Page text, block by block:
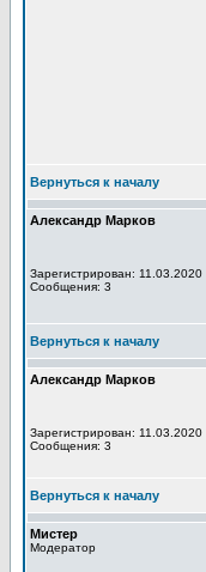
Вернуться к началу
Александр Марков
Зарегистрирован: 11.03.2020
Сообщения: 3
Вернуться к началу
Александр Марков
Зарегистрирован: 11.03.2020
Сообщения: 3
Вернуться к началу
Мистер
Модератор